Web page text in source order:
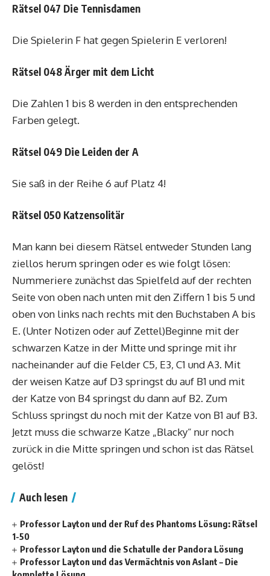
Rätsel 047 Die Tennisdamen
Die Spielerin F hat gegen Spielerin E verloren!
Rätsel 048 Ärger mit dem Licht
Die Zahlen 1 bis 8 werden in den entsprechenden
Farben gelegt.
Rätsel 049 Die Leiden der A
Sie saß in der Reihe 6 auf Platz 4!
Rätsel 050 Katzensolitär
Man kann bei diesem Rätsel entweder Stunden lang
ziellos herum springen oder es wie folgt lösen:
Nummeriere zunächst das Spielfeld auf der rechten
Seite von oben nach unten mit den Ziffern 1 bis 5 und
oben von links nach rechts mit den Buchstaben A bis
E. (Unter Notizen oder auf Zettel)Beginne mit der
schwarzen Katze in der Mitte und springe mit ihr
nacheinander auf die Felder C5, E3, C1 und A3. Mit
der weisen Katze auf D3 springst du auf B1 und mit
der Katze von B4 springst du dann auf B2. Zum
Schluss springst du noch mit der Katze von B1 auf B3.
Jetzt muss die schwarze Katze „Blacky“ nur noch
zurück in die Mitte springen und schon ist das Rätsel
gelöst!
Auch lesen
Professor Layton und der Ruf des Phantoms Lösung: Rätsel
1-50
Professor Layton und die Schatulle der Pandora Lösung
Professor Layton und das Vermächtnis von Aslant – Die